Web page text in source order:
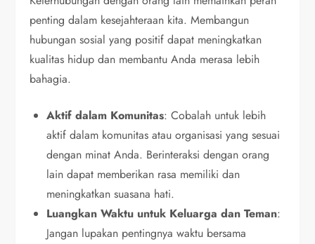
penting dalam kesejahteraan kita. Membangun
hubungan sosial yang positif dapat meningkatkan
kualitas hidup dan membantu Anda merasa lebih
bahagia.
Aktif dalam Komunitas: Cobalah untuk lebih
aktif dalam komunitas atau organisasi yang sesuai
dengan minat Anda. Berinteraksi dengan orang
lain dapat memberikan rasa memiliki dan
meningkatkan suasana hati.
Luangkan Waktu untuk Keluarga dan Teman:
Jangan lupakan pentingnya waktu bersama